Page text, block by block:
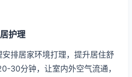
护理
排居家环境打理，提升居住舒
30分钟，让室内外空气流通，